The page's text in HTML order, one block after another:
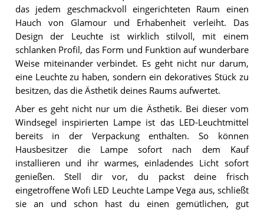
das jedem geschmackvoll eingerichteten Raum einen
Hauch von Glamour und Erhabenheit verleiht. Das
Design der Leuchte ist wirklich stilvoll, mit einem
schlanken Profil, das Form und Funktion auf wunderbare
Weise miteinander verbindet. Es geht nicht nur darum,
eine Leuchte zu haben, sondern ein dekoratives Stück zu
besitzen, das die Ästhetik deines Raums aufwertet.
Aber es geht nicht nur um die Ästhetik. Bei dieser vom
Windsegel inspirierten Lampe ist das LED-Leuchtmittel
bereits in der Verpackung enthalten. So können
Hausbesitzer die Lampe sofort nach dem Kauf
installieren und ihr warmes, einladendes Licht sofort
genießen. Stell dir vor, du packst deine frisch
eingetroffene Wofi LED Leuchte Lampe Vega aus, schließt
sie an und schon hast du einen gemütlichen, gut